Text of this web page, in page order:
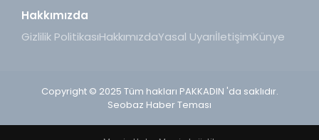
Hakkımızda
Gizlilik PolitikasıHakkımızdaYasal UyarıİletişimKünye
Copyright © 2025 Tüm hakları PAKKADIN 'da saklıdır.
Seobaz Haber Teması